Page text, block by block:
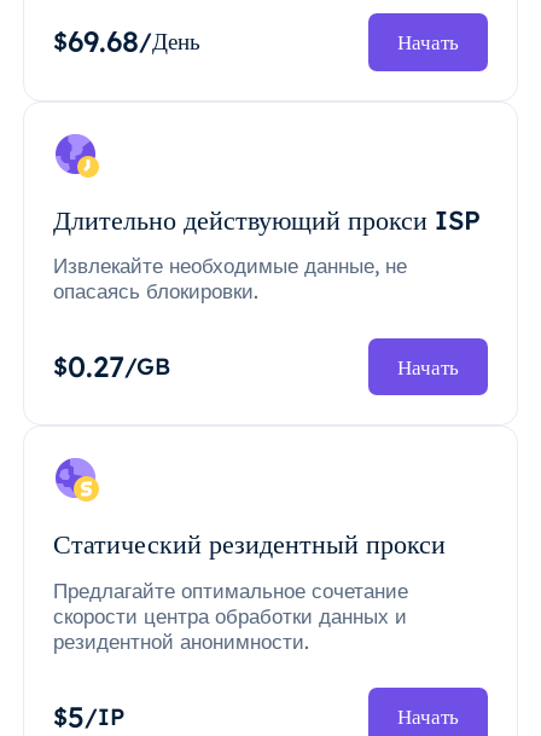
$69.68/День Начать
Длительно действующий прокси ISP
Извлекайте необходимые данные, не
опасаясь блокировки.
$0.27/GB Начать
Статический резидентный прокси
Предлагайте оптимальное сочетание
скорости центра обработки данных и
резидентной анонимности.
$5/IP Начать